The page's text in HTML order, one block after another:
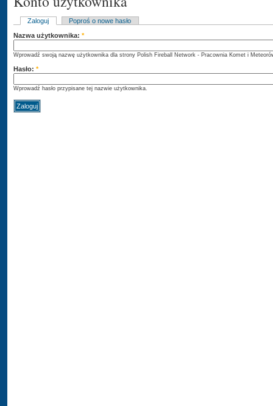
Zaloguj
Poproś o nowe hasło
Nazwa użytkownika: *
Wprowadź swoją nazwę użytkownika dla strony Polish Fireball Network - Pracownia Komet i
Hasło: *
Wprowadź hasło przypisane tej nazwie użytkownika.